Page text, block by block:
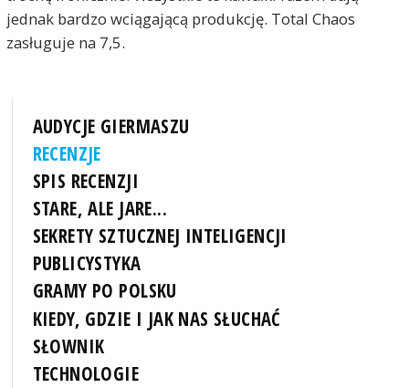
jednak bardzo wciągającą produkcję. Total Chaos
zasługuje na 7,5.
AUDYCJE GIERMASZU
RECENZJE
SPIS RECENZJI
STARE, ALE JARE...
SEKRETY SZTUCZNEJ INTELIGENCJI
PUBLICYSTYKA
GRAMY PO POLSKU
KIEDY, GDZIE I JAK NAS SŁUCHAĆ
SŁOWNIK
TECHNOLOGIE